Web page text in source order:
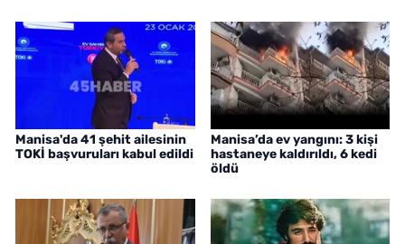
Manisa'da 41 şehit ailesinin
TOKİ başvuruları kabul edildi
Manisa’da ev yangını: 3 kişi
hastaneye kaldırıldı, 6 kedi
öldü